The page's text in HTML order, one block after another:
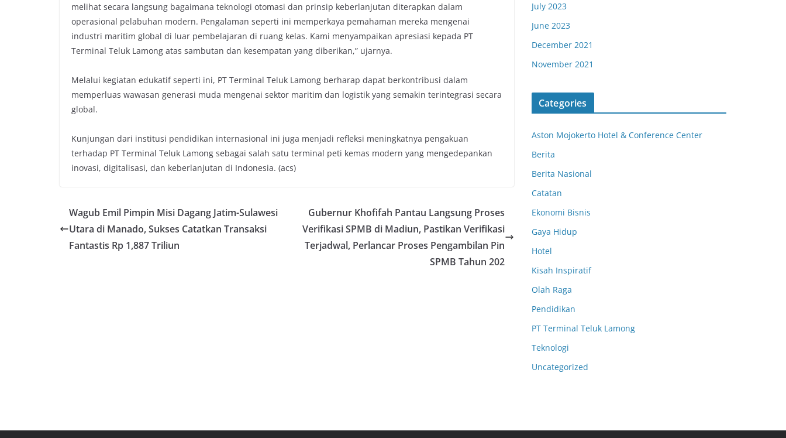
melihat secara langsung bagaimana teknologi otomasi dan prinsip keberlanjutan diterapkan dalam
operasional pelabuhan modern. Pengalaman seperti ini memperkaya pemahaman mereka mengenai
industri maritim global di luar pembelajaran di ruang kelas. Kami menyampaikan apresiasi kepada PT
Terminal Teluk Lamong atas sambutan dan kesempatan yang diberikan,” ujarnya.
Melalui kegiatan edukatif seperti ini, PT Terminal Teluk Lamong berharap dapat berkontribusi dalam
memperluas wawasan generasi muda mengenai sektor maritim dan logistik yang semakin terintegrasi secara
global.
Kunjungan dari institusi pendidikan internasional ini juga menjadi refleksi meningkatnya pengakuan
terhadap PT Terminal Teluk Lamong sebagai salah satu terminal peti kemas modern yang mengedepankan
inovasi, digitalisasi, dan keberlanjutan di Indonesia. (acs)
Wagub Emil Pimpin Misi Dagang Jatim-Sulawesi
Utara di Manado, Sukses Catatkan Transaksi
Fantastis Rp 1,887 Triliun
Gubernur Khofifah Pantau Langsung Proses
Verifikasi SPMB di Madiun, Pastikan Verifikasi
Terjadwal, Perlancar Proses Pengambilan Pin
SPMB Tahun 202
July 2023
June 2023
December 2021
November 2021
Categories
Aston Mojokerto Hotel & Conference Center
Berita
Berita Nasional
Catatan
Ekonomi Bisnis
Gaya Hidup
Hotel
Kisah Inspiratif
Olah Raga
Pendidikan
PT Terminal Teluk Lamong
Teknologi
Uncategorized